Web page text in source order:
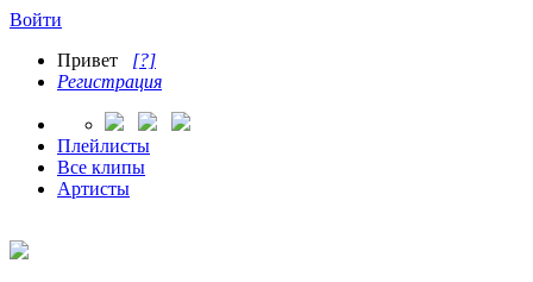
Войти
Привет [?]
Регистрация
Плейлисты
Все клипы
Артисты